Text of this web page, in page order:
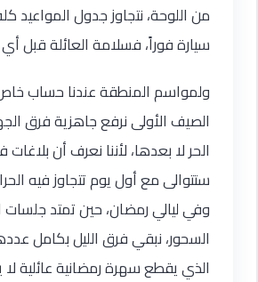
من اللوحة، نتجاوز جدول المواعيد
سيارة فوراً، فسلامة العائلة قبل
ولمواسم المنطقة عندنا حساب
الصيف الأولى نرفع جاهزية فرق
الحر لا بعدها، لأننا نعرف أن
ستتوالى مع أول يوم تتجاوز فيه
وفي ليالي رمضان، حين تمتد جلسات
السحور، نبقي فرق الليل بكامل
الذي يقطع سهرة رمضانية عائلية لا